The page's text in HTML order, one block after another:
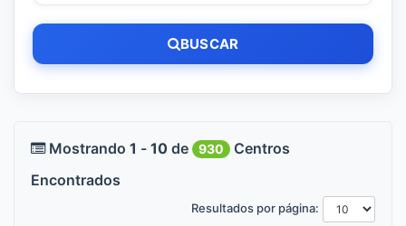
BUSCAR
Mostrando 1 - 10 de 930
Centros
Encontrados
Resultados por página: